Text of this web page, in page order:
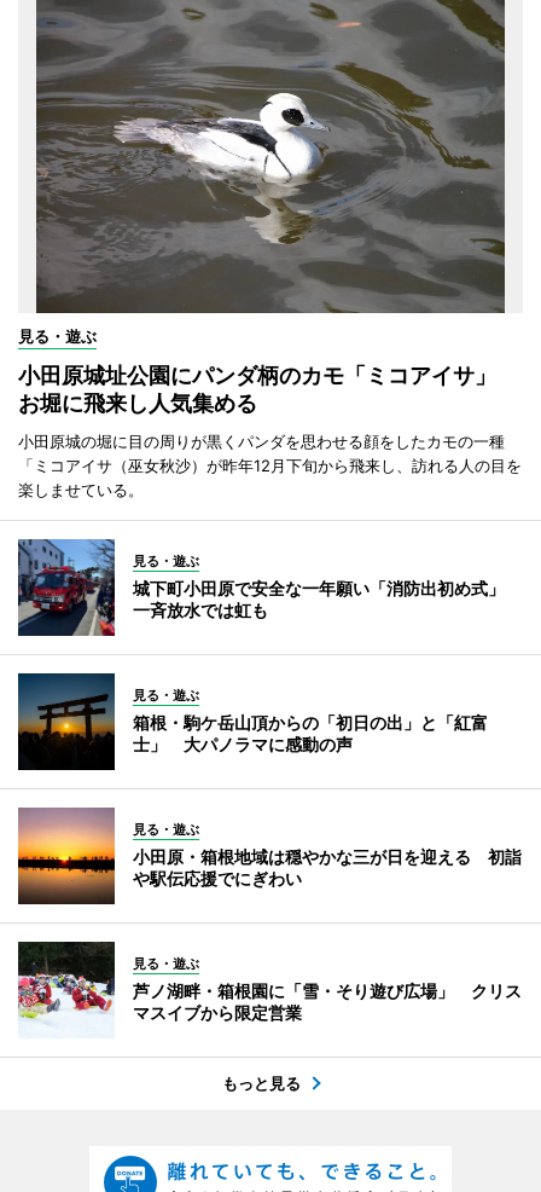
見る・遊ぶ
小田原城址公園にパンダ柄のカモ「ミコアイサ」
お堀に飛来し人気集める
小田原城の堀に目の周りが黒くパンダを思わせる顔をしたカモの一種
「ミコアイサ（巫女秋沙）が昨年12月下旬から飛来し、訪れる人の目を
楽しませている。
見る・遊ぶ
城下町小田原で安全な一年願い「消防出初め式」
一斉放水では虹も
見る・遊ぶ
箱根・駒ケ岳山頂からの「初日の出」と「紅富
士」 大パノラマに感動の声
見る・遊ぶ
小田原・箱根地域は穏やかな三が日を迎える 初詣
や駅伝応援でにぎわい
見る・遊ぶ
芦ノ湖畔・箱根園に「雪・そり遊び広場」 クリス
マスイブから限定営業
もっと見る